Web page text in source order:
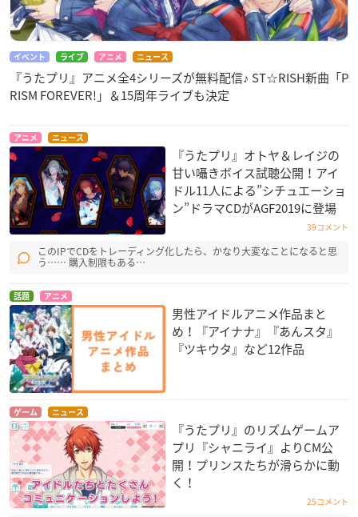
イベント ライブ アニメ ニュース
『うたプリ』アニメ全4シリーズが無料配信♪ ST☆RISH新曲「P
RISM FOREVER!」＆15周年ライブも決定
アニメ ニュース
『うたプリ』オトヤ＆レイジの
甘い囁きボイス試聴公開！アイ
ドル11人による”シチュエーショ
ン”ドラマCDがAGF2019に登場
39コメント
このIPでCDをトレーディング化したら、かなり大変なことになると思
う…… 購入制限もある…
話題 アニメ
男性アイドルアニメ作品まと
め！『アイナナ』『あんスタ』
『ツキウタ』など12作品
ゲーム ニュース
『うたプリ』のリズムゲームア
プリ『シャニライ』よりCM公
開！プリンスたちが滑らかに動
く！
25コメント